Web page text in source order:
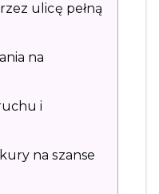
ulicę pełną
na
i
na szanse